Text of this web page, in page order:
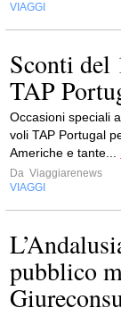
VIAGGI
Sconti del
TAP
Occasioni speciali
voli TAP Portugal
Americhe e tante...
Da Viaggiarenews
VIAGGI
pubblico